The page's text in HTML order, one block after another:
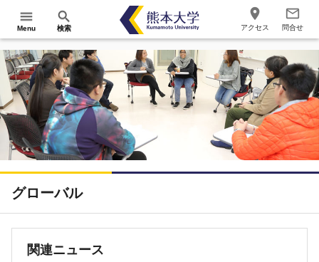
menu
Menu
search
検索
place
アクセス
mail_outline
問合せ
グローバル
関連ニュース